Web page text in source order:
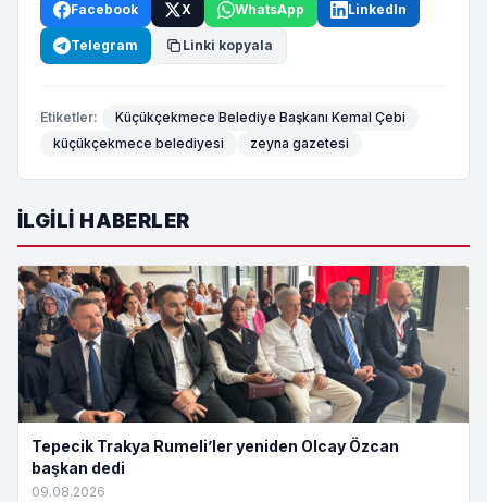
Facebook X WhatsApp LinkedIn
Telegram Linki kopyala
Etiketler:
Küçükçekmece Belediye Başkanı Kemal Çebi
küçükçekmece belediyesi
zeyna gazetesi
İLGILI HABERLER
Tepecik Trakya Rumeli’ler yeniden Olcay Özcan
başkan dedi
09.08.2026